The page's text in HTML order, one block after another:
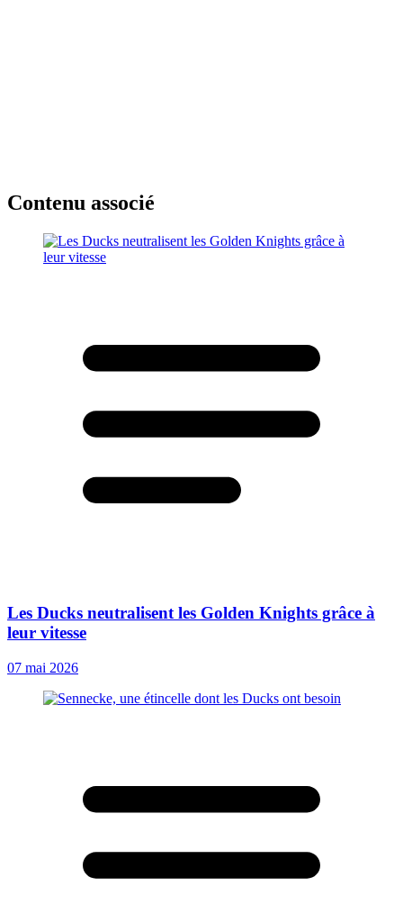
Contenu associé
Les Ducks neutralisent les Golden Knights grâce à
leur vitesse
07 mai 2026